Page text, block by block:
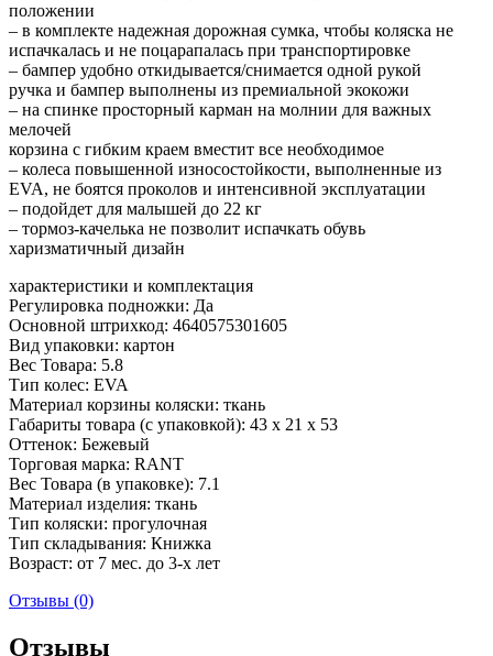
положении
– в комплекте надежная дорожная сумка, чтобы коляска не
испачкалась и не поцарапалась при транспортировке
– бампер удобно откидывается/снимается одной рукой
ручка и бампер выполнены из премиальной экокожи
– на спинке просторный карман на молнии для важных
мелочей
корзина с гибким краем вместит все необходимое
– колеса повышенной износостойкости, выполненные из
EVA, не боятся проколов и интенсивной эксплуатации
– подойдет для малышей до 22 кг
– тормоз-качелька не позволит испачкать обувь
харизматичный дизайн
характеристики и комплектация
Регулировка подножки: Да
Основной штрихкод: 4640575301605
Вид упаковки: картон
Вес Товара: 5.8
Тип колес: EVA
Материал корзины коляски: ткань
Габариты товара (с упаковкой): 43 x 21 x 53
Оттенок: Бежевый
Торговая марка: RANT
Вес Товара (в упаковке): 7.1
Материал изделия: ткань
Тип коляски: прогулочная
Тип складывания: Книжка
Возраст: от 7 мес. до 3-х лет
Отзывы (0)
Отзывы